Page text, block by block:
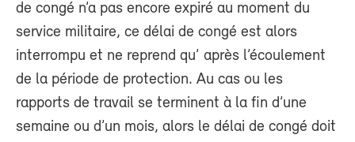
de congé n’a pas encore expiré au moment du
service militaire, ce délai de congé est alors
interrompu et ne reprend qu’ après l’écoulement
de la période de protection. Au cas ou les
rapports de travail se terminent à la fin d’une
semaine ou d’un mois, alors le délai de congé doit